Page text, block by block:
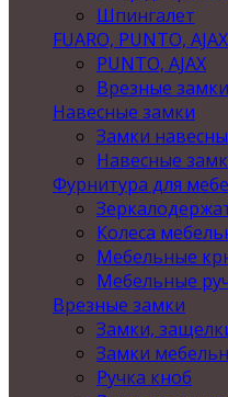
Шпингалет
FUARO, PUNTO, AJAX
PUNTO, AJAX
Врезные
Навесные замки
Замки
Навесные
Фурнитура для
Колеса
Мебельные
Мебельные
Врезные замки
Замки,
Замки
Ручка кноб